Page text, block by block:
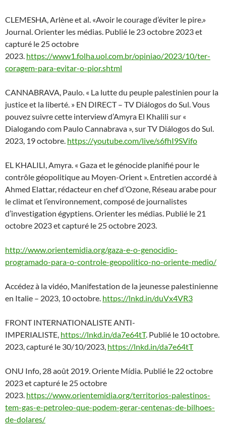
CLEMESHA, Arlène et al. «Avoir le courage d’éviter le pire.»
Journal. Orienter les médias. Publié le 23 octobre 2023 et
capturé le 25 octobre
2023. https://www1.folha.uol.com.br/opiniao/2023/10/ter-
coragem-para-evitar-o-pior.shtml
CANNABRAVA, Paulo. « La lutte du peuple palestinien pour la
justice et la liberté. » EN DIRECT – TV Diálogos do Sul. Vous
pouvez suivre cette interview d’Amyra El Khalili sur «
Dialogando com Paulo Cannabrava », sur TV Diálogos do Sul.
2023, 19 octobre. https://youtube.com/live/s6fhI9SVifo
EL KHALILI, Amyra. « Gaza et le génocide planifié pour le
contrôle géopolitique au Moyen-Orient ». Entretien accordé à
Ahmed Elattar, rédacteur en chef d’Ozone, Réseau arabe pour
le climat et l’environnement, composé de journalistes
d’investigation égyptiens. Orienter les médias. Publié le 21
octobre 2023 et capturé le 25 octobre 2023.
http://www.orientemidia.org/gaza-e-o-genocidio-
programado-para-o-controle-geopolitico-no-oriente-medio/
Accédez à la vidéo, Manifestation de la jeunesse palestinienne
en Italie – 2023, 10 octobre. https://lnkd.in/duVx4VR3
FRONT INTERNATIONALISTE ANTI-
IMPERIALISTE, https://lnkd.in/da7e64tT. Publié le 10 octobre.
2023, capturé le 30/10/2023, https://lnkd.in/da7e64tT
ONU Info, 28 août 2019. Oriente Mídia. Publié le 22 octobre
2023 et capturé le 25 octobre
2023. https://www.orientemidia.org/territorios-palestinos-
tem-gas-e-petroleo-que-podem-gerar-centenas-de-bilhoes-
de-dolares/